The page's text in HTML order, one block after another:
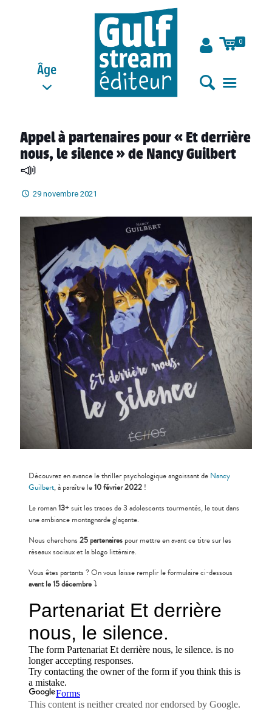
Âge
0
Appel à partenaires pour « Et derrière
nous, le silence » de Nancy Guilbert
📣
29 novembre 2021
Découvrez en avance le thriller psychologique angoissant de Nancy
Guilbert, à paraître le10 février 2022!
Le roman13+suit les traces de 3 adolescents tourmentés, le tout dans
une ambiance montagnarde glaçante.
Nous cherchons 25 partenairespour mettre en avant ce titre sur les
réseaux sociaux et la blogo littéraire.
Vous êtes partants ? On vous laisse remplir le formulaire ci-dessous
avant le 15 décembre⤵